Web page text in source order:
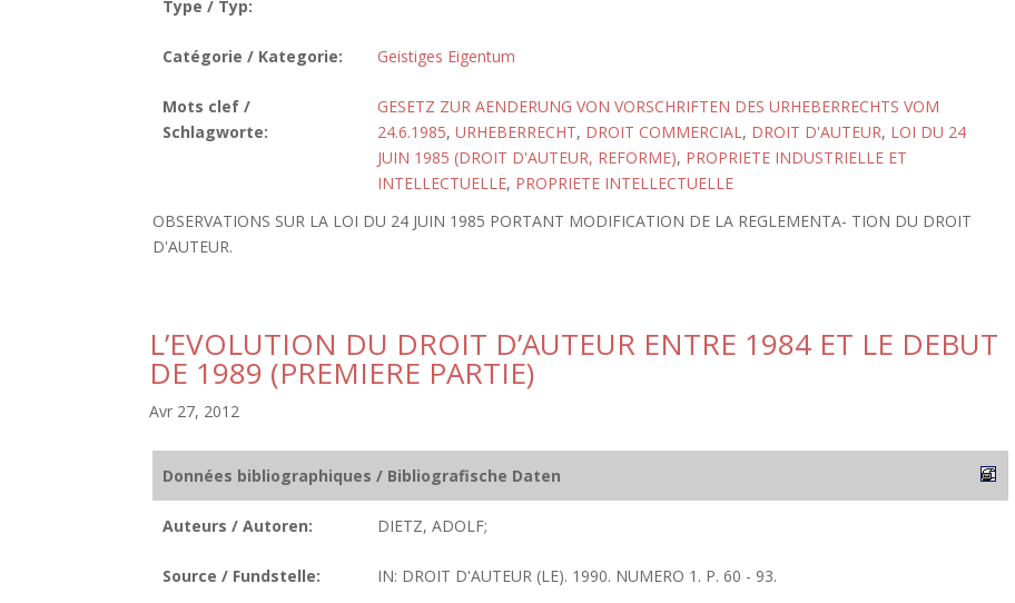
Type / Typ:
Catégorie / Kategorie: Geistiges Eigentum
Mots clef /
Schlagworte:
GESETZ ZUR AENDERUNG VON VORSCHRIFTEN DES URHEBERRECHTS VOM
24.6.1985, URHEBERRECHT, DROIT COMMERCIAL, DROIT D'AUTEUR, LOI DU 24
JUIN 1985 (DROIT D'AUTEUR, REFORME), PROPRIETE INDUSTRIELLE ET
INTELLECTUELLE, PROPRIETE INTELLECTUELLE
OBSERVATIONS SUR LA LOI DU 24 JUIN 1985 PORTANT MODIFICATION DE LA REGLEMENTA- TION DU DROIT
D'AUTEUR.
L’EVOLUTION DU DROIT D’AUTEUR ENTRE 1984 ET LE DEBUT
DE 1989 (PREMIERE PARTIE)
Avr 27, 2012
Données bibliographiques / Bibliografische Daten
Auteurs / Autoren: DIETZ, ADOLF;
Source / Fundstelle: IN: DROIT D'AUTEUR (LE). 1990. NUMERO 1. P. 60 - 93.